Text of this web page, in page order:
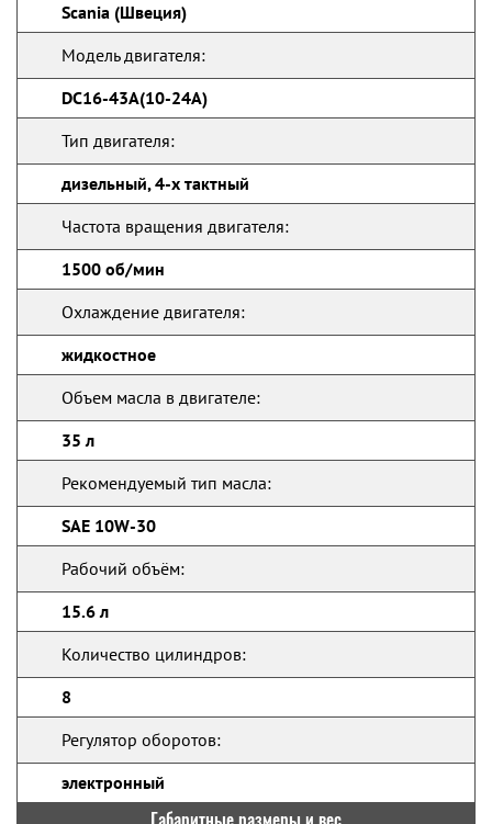
Scania (Швеция)
Модель двигателя:
DC16-43A(10-24A)
Тип двигателя:
дизельный, 4-х тактный
Частота вращения двигателя:
1500 об/мин
Охлаждение двигателя:
жидкостное
Объем масла в двигателе:
35 л
Рекомендуемый тип масла:
SAE 10W-30
Рабочий объём:
15.6 л
Количество цилиндров:
8
Регулятор оборотов:
электронный